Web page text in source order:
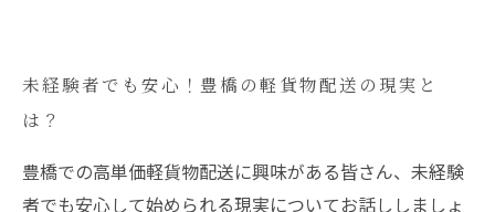
未経験者でも安心！豊橋の軽貨物配送の現実と
は？
豊橋での高単価軽貨物配送に興味がある皆さん、未経験
者でも安心して始められる現実についてお話ししましょ